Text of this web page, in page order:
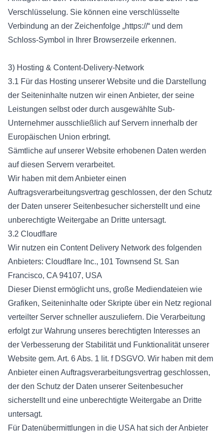
Verschlüsselung. Sie können eine verschlüsselte
Verbindung an der Zeichenfolge „https://“ und dem
Schloss-Symbol in Ihrer Browserzeile erkennen.
3) Hosting & Content-Delivery-Network
3.1 Für das Hosting unserer Website und die Darstellung
der Seiteninhalte nutzen wir einen Anbieter, der seine
Leistungen selbst oder durch ausgewählte Sub-
Unternehmer ausschließlich auf Servern innerhalb der
Europäischen Union erbringt.
Sämtliche auf unserer Website erhobenen Daten werden
auf diesen Servern verarbeitet.
Wir haben mit dem Anbieter einen
Auftragsverarbeitungsvertrag geschlossen, der den Schutz
der Daten unserer Seitenbesucher sicherstellt und eine
unberechtigte Weitergabe an Dritte untersagt.
3.2 Cloudflare
Wir nutzen ein Content Delivery Network des folgenden
Anbieters: Cloudflare Inc., 101 Townsend St. San
Francisco, CA 94107, USA
Dieser Dienst ermöglicht uns, große Mediendateien wie
Grafiken, Seiteninhalte oder Skripte über ein Netz regional
verteilter Server schneller auszuliefern. Die Verarbeitung
erfolgt zur Wahrung unseres berechtigten Interesses an
der Verbesserung der Stabilität und Funktionalität unserer
Website gem. Art. 6 Abs. 1 lit. f DSGVO. Wir haben mit dem
Anbieter einen Auftragsverarbeitungsvertrag geschlossen,
der den Schutz der Daten unserer Seitenbesucher
sicherstellt und eine unberechtigte Weitergabe an Dritte
untersagt.
Für Datenübermittlungen in die USA hat sich der Anbieter